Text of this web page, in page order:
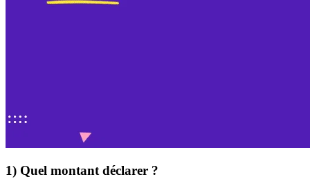
1) Quel montant déclarer ?